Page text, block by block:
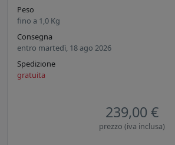
Peso
fino a 1,0 Kg
Consegna
entro martedì, 18 ago 2026
Spedizione
gratuita
239,00 €
prezzo (iva inclusa)